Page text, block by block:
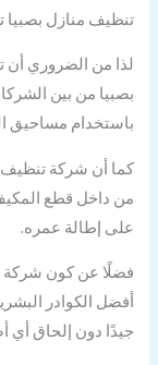
تنظيف منازل بصبيا
لذا من الضروري
بصبيا من بين
باستخدام مساحيق
كما أن شركة تنظيف
من داخل قطع
على إطالة عمره.
فضلًا عن كون شركة
أفضل الكوادر
جيدًا دون إلحاق أي